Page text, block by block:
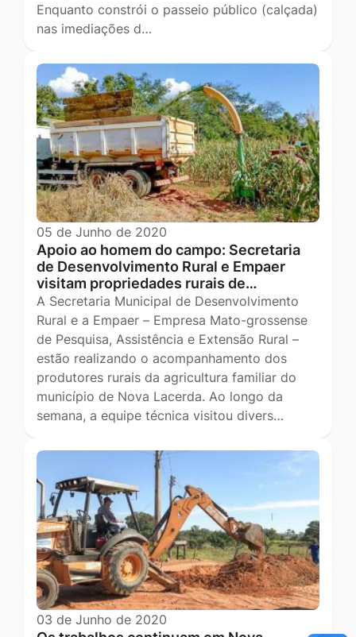
Enquanto constrói o passeio público (calçada)
nas imediações d…
05 de Junho de 2020
Apoio ao homem do campo: Secretaria
de Desenvolvimento Rural e Empaer
visitam propriedades rurais de…
A Secretaria Municipal de Desenvolvimento
Rural e a Empaer – Empresa Mato-grossense
de Pesquisa, Assistência e Extensão Rural –
estão realizando o acompanhamento dos
produtores rurais da agricultura familiar do
município de Nova Lacerda. Ao longo da
semana, a equipe técnica visitou divers…
03 de Junho de 2020